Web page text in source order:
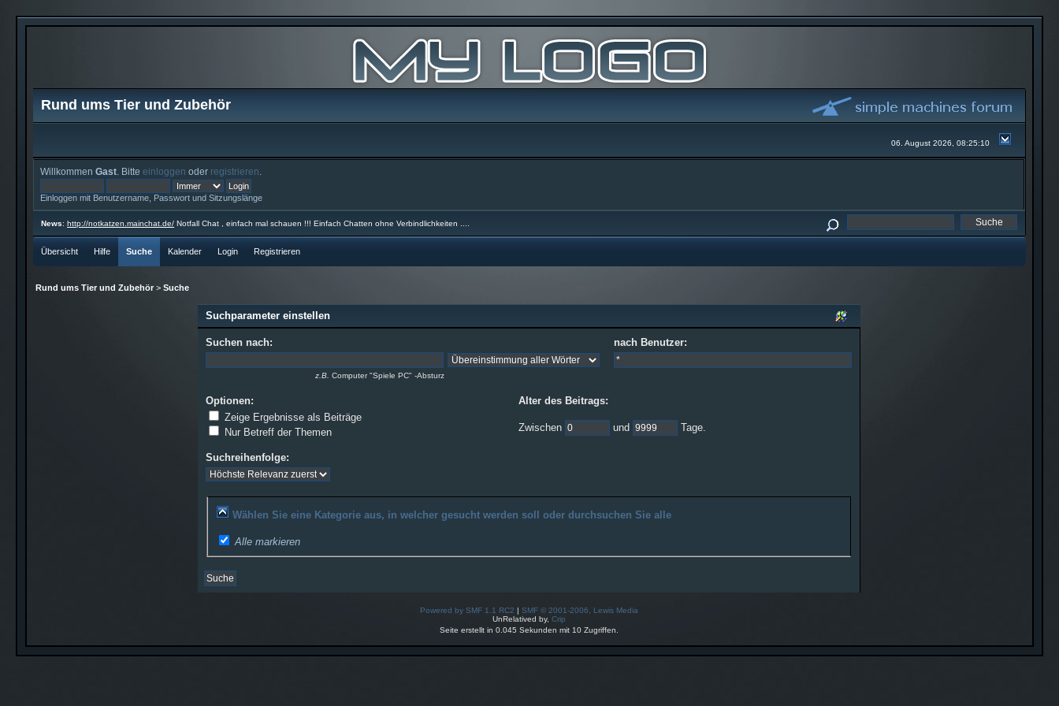
Rund ums Tier und Zubehör
06. August 2026, 08:25:10
WillkommenGast . Bitteeinloggen oder registrieren
Einloggen mit Benutzername, Passwort und Sitzungslänge
News:http://notkatzen.mainchat.de/ Notfall Chat , einfach mal schauen !!! Einfach Chatten ohne Verbindlichkeiten ....
Übersicht Hilfe Suche Kalender Login Registrieren
Rund ums Tier und Zubehör >Suche
Suchparameter einstellen
Suchen nach: nach Benutzer:
z.B. Computer "Spiele PC" -Absturz
Alter des Beitrags:
Zwischen und Tage.
Optionen:
Zeige Ergebnisse als Beiträge
Nur Betreff der Themen
Suchreihenfolge:
Wählen Sie eine Kategorie aus, in welcher gesucht werden soll oder durchsuchen Sie alle
Alle markieren
Powered by SMF 1.1 RC2 |SMF © 2001-2006, Lewis Media
UnRelatived by,Crip
Seite erstellt in 0.045 Sekunden mit 10 Zugriffen.